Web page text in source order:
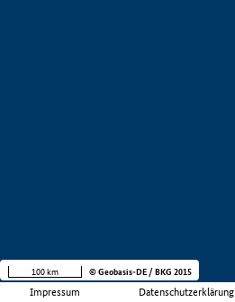
Impressum Datenschutzerklärung
100 km © Geobasis-DE / BKG 2015